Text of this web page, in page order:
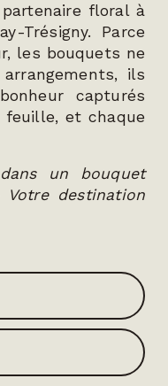
floral à
Trésigny. Parce
les bouquets ne
ils
capturés
feuille, et chaque
un bouquet
destination